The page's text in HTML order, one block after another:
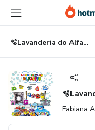
para
conteúdo
principal
para
pagamento
para
rodapé
🫧Lavanderia do Alfabeto🩳
Fabiana